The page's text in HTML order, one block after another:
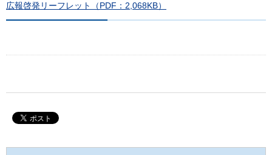
広報啓発リーフレット（PDF：2,068KB）